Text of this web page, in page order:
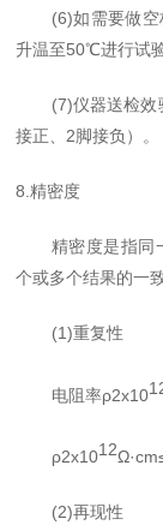
(6)如需要做
升温至50℃进行试验
(7)仪器送检效
接正、2脚接负）。
8.精密度
精密度是指同
个或多个结果的一
(1)重复性
电阻率ρ2x10
ρ2x1012
(2)再现性